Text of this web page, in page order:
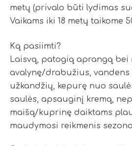
metų (privalo būti lydimas
Vaikams iki 18 metų taikome
Ką pasiimti?
Laisvą, patogią aprangą bei
avalynę/drabužius, vandens
užkandžių, kepurę nuo
saulės, apsauginį kremą,
maišą/kuprinę daiktams
maudymosi reikmenis